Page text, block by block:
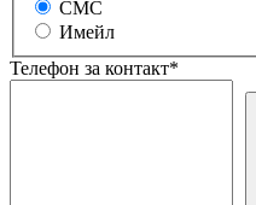
СМС
Имейл
Телефон за контакт*